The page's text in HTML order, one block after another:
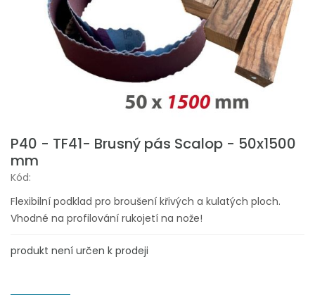
P40 - TF41- Brusný pás Scalop - 50x1500
mm
Kód:
Flexibilní podklad pro broušení křivých a kulatých ploch.
Vhodné na profilování rukojetí na nože!
produkt není určen k prodeji